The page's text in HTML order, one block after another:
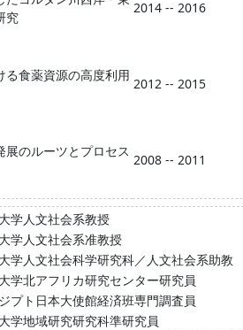
究
2014 -- 2016
る食薬資源の高度利用
2012 -- 2015
のルーツとプロセス
2008 -- 2011
学人文社会系教授
学人文社会系准教授
学人文社会科学研究科／人文社会系助教
学北アフリカ研究センター研究員
プト日本大使館経済班専門調査員
学地域研究研究科準研究員